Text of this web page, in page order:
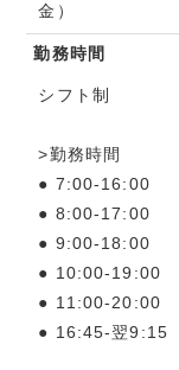
金）
勤務時間
シフト制
>勤務時間
● 7:00-16:00
● 8:00-17:00
● 9:00-18:00
● 10:00-19:00
● 11:00-20:00
● 16:45-翌9:15